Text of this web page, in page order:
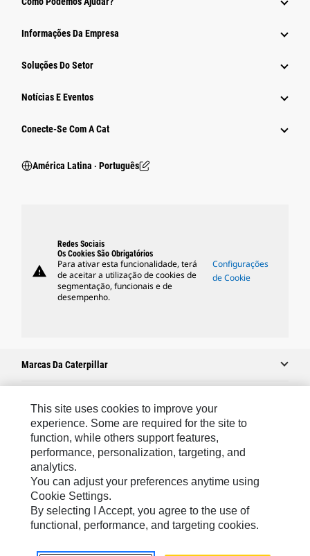
Informações Da Empresa
Soluções Do Setor
Notícias E Eventos
Conecte-Se Com A Cat
América Latina ‧ Português
warning
Redes Sociais
Os Cookies São Obrigatórios
Para ativar esta funcionalidade, terá
de aceitar a utilização de cookies de
segmentação, funcionais e de
desempenho.
Configurações
de Cookie
Marcas Da Caterpillar
Caterpillar.com
Caterpillar Contato E Suporte
Minhas Preferências De Marketing
Mapa Do Local
Cookie Settings
Legal
This site uses cookies to improve your
experience. Some are required for the site to
function, while others support features,
performance, personalization, targeting, and
analytics.
You can adjust your preferences anytime using
Cookie Settings.
By selecting I Accept, you agree to the use of
functional, performance, and targeting cookies.